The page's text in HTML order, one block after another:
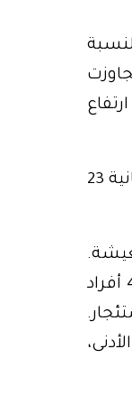
تجاوزت
كما ونشرت “الدولية للمعلومات” تقريراً تحت عنوان: “الكلفة الأدنى لمعيشة الأسرة اللبنانية 23
أجرت “الدولية للمعلومات” دراسة حول الكلفة الأدنى لمعيشة أسرة لبنانية مؤلفة من 4 أفراد
بالحدّ الأدنى،